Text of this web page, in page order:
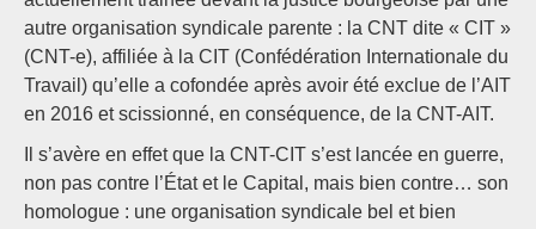
autre organisation syndicale parente : la CNT dite « CIT »
(CNT-e), affiliée à la CIT (Confédération Internationale du
Travail) qu’elle a cofondée après avoir été exclue de l’AIT
en 2016 et scissionné, en conséquence, de la CNT-AIT.
Il s’avère en effet que la CNT-CIT s’est lancée en guerre,
non pas contre l’État et le Capital, mais bien contre… son
homologue : une organisation syndicale bel et bien